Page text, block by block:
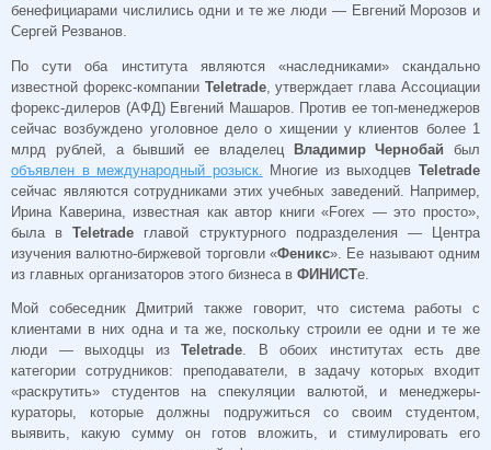
бенефициарами числились одни и те же люди — Евгений Морозов и
Сергей Резванов.
По сути оба института являются «наследниками» скандально
известной форекс-компании Teletrade, утверждает глава Ассоциации
форекс-дилеров (АФД) Евгений Машаров. Против ее топ-менеджеров
сейчас возбуждено уголовное дело о хищении у клиентов более 1
млрд рублей, а бывший ее владелец Владимир Чернобай был
объявлен в международный розыск.
Многие из выходцевTeletrade
сейчас являются сотрудниками этих учебных заведений. Например,
Ирина Каверина, известная как автор книги «Forex — это просто»,
была вTeletradе главой структурного подразделения — Центра
изучения валютно-биржевой торговли «Феникс». Ее называют одним
из главных организаторов этого бизнеса в ФИНИСТе.
Мой собеседник Дмитрий также говорит, что система работы с
клиентами в них одна и та же, поскольку строили ее одни и те же
люди — выходцы изTeletrade. В обоих институтах есть две
категории сотрудников: преподаватели, в задачу которых входит
«раскрутить» студентов на спекуляции валютой, и менеджеры-
кураторы, которые должны подружиться со своим студентом,
выявить, какую сумму он готов вложить, и стимулировать его